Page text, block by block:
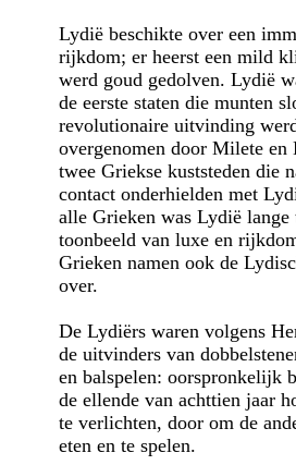
Lydië beschikte over een
rijkdom; er heerst een mild
werd goud gedolven. Lydië
de eerste staten die munten
revolutionaire uitvinding
overgenomen door Milete en
twee Griekse kuststeden die
contact onderhielden met
alle Grieken was Lydië
toonbeeld van luxe en
Grieken namen ook de
over.
De Lydiërs waren volgens
de uitvinders van
en balspelen: oorspronkelijk
de ellende van achttien jaar
te verlichten, door om de
eten en te spelen.